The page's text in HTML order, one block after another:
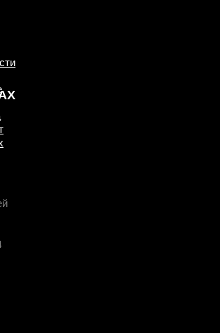
предложений,
на склад